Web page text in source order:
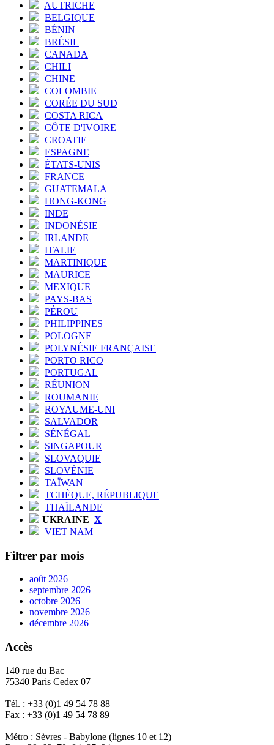
AUTRICHE
BELGIQUE
BÉNIN
BRÉSIL
CANADA
CHILI
CHINE
COLOMBIE
CORÉE DU SUD
COSTA RICA
CÔTE D'IVOIRE
CROATIE
ESPAGNE
ÉTATS-UNIS
FRANCE
GUATEMALA
HONG-KONG
INDE
INDONÉSIE
IRLANDE
ITALIE
MARTINIQUE
MAURICE
MEXIQUE
PAYS-BAS
PÉROU
PHILIPPINES
POLOGNE
POLYNÉSIE FRANÇAISE
PORTO RICO
PORTUGAL
RÉUNION
ROUMANIE
ROYAUME-UNI
SALVADOR
SÉNÉGAL
SINGAPOUR
SLOVAQUIE
SLOVÉNIE
TAÏWAN
TCHÈQUE, RÉPUBLIQUE
THAÏLANDE
UKRAINE X
VIET NAM
Filtrer par mois
août 2026
septembre 2026
octobre 2026
novembre 2026
décembre 2026
Accès
140 rue du Bac
75340 Paris Cedex 07
Tél. : +33 (0)1 49 54 78 88
Fax : +33 (0)1 49 54 78 89
Métro : Sèvres - Babylone (lignes 10 et 12)